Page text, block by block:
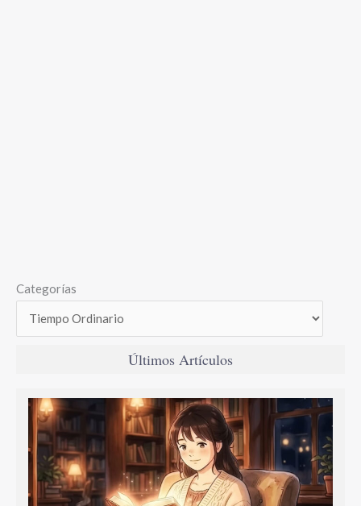
Categorías
Últimos Artículos